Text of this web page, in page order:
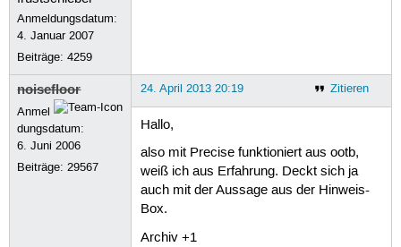
Anmeldungsdatum:
4. Januar 2007
Beiträge:4259
noisefloor
Anmel
dungsdatum:
6. Juni 2006
Beiträge:29567
Zitieren
24. April 2013 20:19
Hallo,
also mit Precise funktioniert aus ootb,
weiß ich aus Erfahrung. Deckt sich ja
auch mit der Aussage aus der Hinweis-
Box.
Archiv +1